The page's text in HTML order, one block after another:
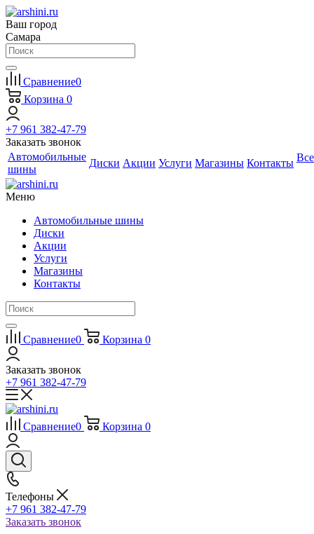
Ваш город
Самара
Сравнение0
Корзина 0
+7 961 382-47-79
Заказать звонок
Автомобильные
шины
Диски Акции Услуги Магазины Контакты Все
Меню
Автомобильные шины
Диски
Акции
Услуги
Магазины
Контакты
Сравнение0 Корзина 0
Заказать звонок
+7 961 382-47-79
Сравнение0 Корзина 0
Телефоны
+7 961 382-47-79
Заказать звонок